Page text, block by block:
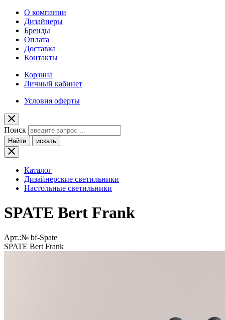
О компании
Дизайнеры
Бренды
Оплата
Доставка
Контакты
Корзина
Личный кабинет
Условия оферты
Поиск
Найти искать
Каталог
Дизайнерские светильники
Настольные светильники
SPATE Bert Frank
Арт.:№ bf-Spate
SPATE Bert Frank